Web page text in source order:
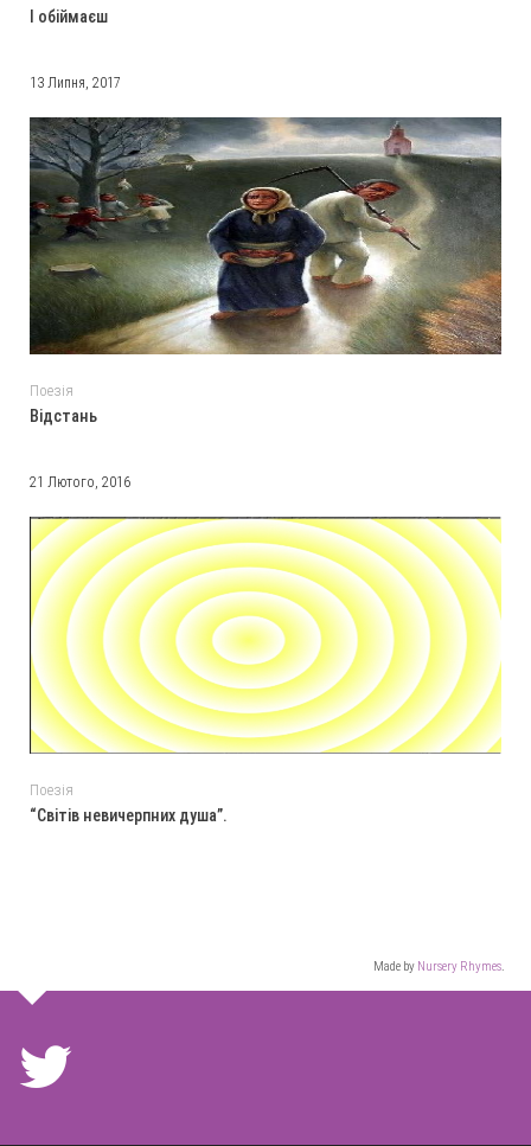
І обіймаєш
13 Липня, 2017
Поезія
Відстань
21 Лютого, 2016
Поезія
“Світів невичерпних душа”.
Made by Nursery Rhymes.